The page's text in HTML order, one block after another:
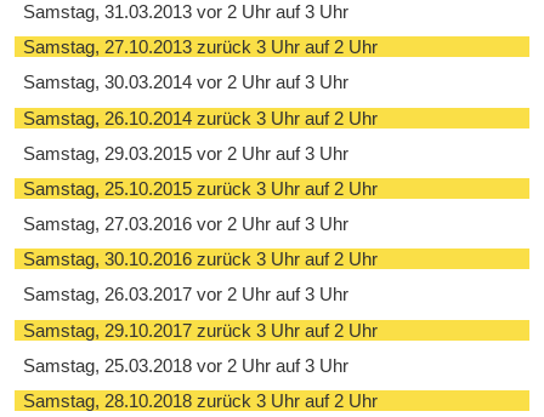
Samstag, 31.03.2013 vor 2 Uhr auf 3 Uhr
Samstag, 27.10.2013 zurück 3 Uhr auf 2 Uhr
Samstag, 30.03.2014 vor 2 Uhr auf 3 Uhr
Samstag, 26.10.2014 zurück 3 Uhr auf 2 Uhr
Samstag, 29.03.2015 vor 2 Uhr auf 3 Uhr
Samstag, 25.10.2015 zurück 3 Uhr auf 2 Uhr
Samstag, 27.03.2016 vor 2 Uhr auf 3 Uhr
Samstag, 30.10.2016 zurück 3 Uhr auf 2 Uhr
Samstag, 26.03.2017 vor 2 Uhr auf 3 Uhr
Samstag, 29.10.2017 zurück 3 Uhr auf 2 Uhr
Samstag, 25.03.2018 vor 2 Uhr auf 3 Uhr
Samstag, 28.10.2018 zurück 3 Uhr auf 2 Uhr